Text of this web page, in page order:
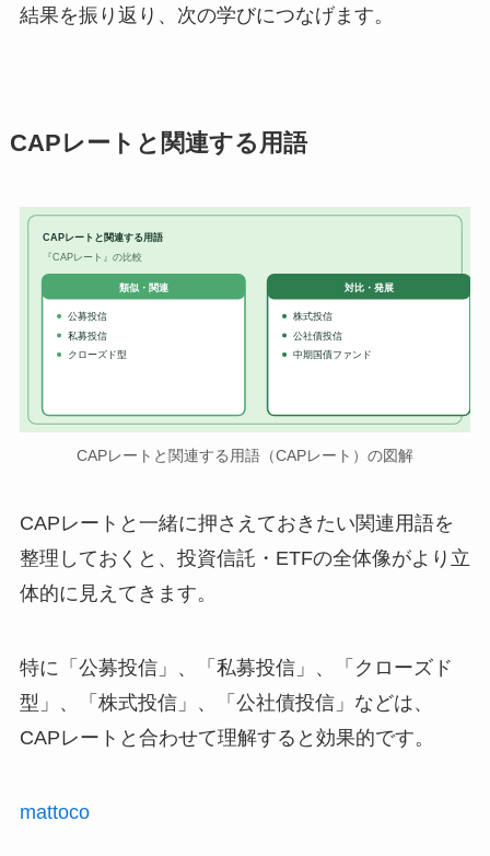
結果を振り返り、次の学びにつなげます。
CAPレートと関連する用語
CAPレートと関連する用語
『CAPレート』の比較
類似・関連
公募投信
私募投信
クローズド型
対比・発展
株式投信
公社債投信
中期国債ファンド
CAPレートと関連する用語（CAPレート）の図解
CAPレートと一緒に押さえておきたい関連用語を
整理しておくと、投資信託・ETFの全体像がより立
体的に見えてきます。
特に「公募投信」、「私募投信」、「クローズド
型」、「株式投信」、「公社債投信」などは、
CAPレートと合わせて理解すると効果的です。
mattoco